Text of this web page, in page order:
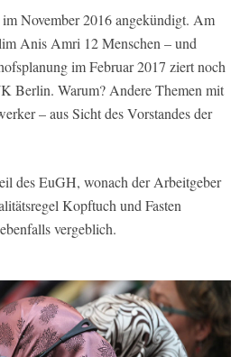
November 2016 angekündigt. Am
Anis Amri 12 Menschen – und
im Februar 2017 ziert noch
Berlin. Warum? Andere Themen mit
– aus Sicht des Vorstandes der
des EuGH, wonach der Arbeitgeber
Kopftuch und Fasten
vergeblich.